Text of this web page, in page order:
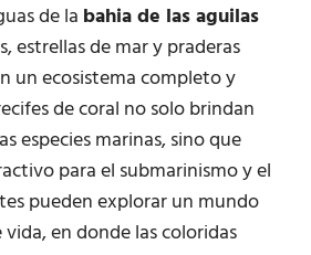
de la bahia de las aguilas
estrellas de mar y praderas
un ecosistema completo y
de coral no solo brindan
especies marinas, sino que
para el submarinismo y el
pueden explorar un mundo
en donde las coloridas